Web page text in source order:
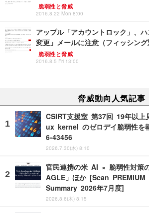
脆弱性と脅威
2016.8.22 Mon 8:00
アップル「アカウントロック」、
変更」メールに注意（フィッシング
脆弱性と脅威
2016.8.5 Fri 13:00
脅威動向人気記事
CSIRT支援室 第37回 19年以上
ux kernel のゼロデイ脆弱性を
6-43456
2026.7.30(木) 8:10
官民連携の米 AI × 脆弱性対策
AGLE」ほか [Scan
Summary 2026年7月度]
2026.8.6(木) 8:15